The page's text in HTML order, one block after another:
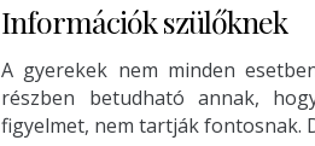
Információk szülőknek
A gyerekek nem minden
részben betudható annak,
figyelmet, nem tartják fontosnak.